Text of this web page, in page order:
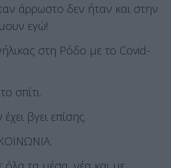
άρρωστο δεν ήταν και στην
εγώ!
στη Ρόδο με το Covid-
σπίτι.
βγει επίσης.